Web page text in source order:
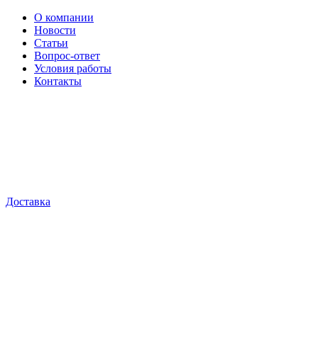
О компании
Новости
Статьи
Вопрос-ответ
Условия работы
Контакты
Доставка